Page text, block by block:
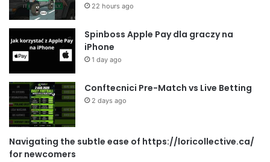
22 hours ago
Spinboss Apple Pay dla graczy na
iPhone
1 day ago
Conftecnici Pre-Match vs Live Betting
2 days ago
Navigating the subtle ease of https://loricollective.ca/
for newcomers